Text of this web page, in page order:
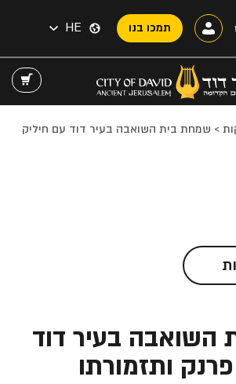
תמכו בנו HE
> שמחת בית השואבה בעיר דוד עם חיליק
השואבה בעיר דוד
ותזמורתו